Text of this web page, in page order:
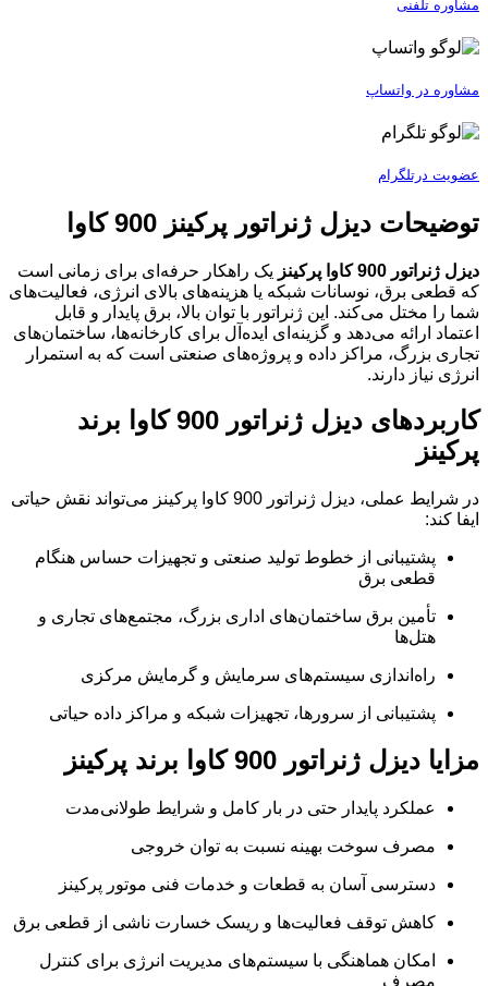
مشاوره تلفنی
مشاوره در واتساپ
عضویت درتلگرام
توضیحات دیزل ژنراتور پرکینز 900 کاوا
دیزل ژنراتور 900 کاوا پرکینز
یک راهکار حرفه‌ای برای زمانی است
که قطعی برق، نوسانات شبکه یا هزینه‌های بالای انرژی، فعالیت‌های
شما را مختل می‌کند. این ژنراتور با توان بالا، برق پایدار و قابل
اعتماد ارائه می‌دهد و گزینه‌ای ایده‌آل برای کارخانه‌ها، ساختمان‌های
تجاری بزرگ، مراکز داده و پروژه‌های صنعتی است که به استمرار
انرژی نیاز دارند.
کاربردهای دیزل ژنراتور 900 کاوا برند
پرکینز
در شرایط عملی، دیزل ژنراتور 900 کاوا پرکینز می‌تواند نقش حیاتی
ایفا کند:
پشتیبانی از خطوط تولید صنعتی و تجهیزات حساس هنگام
قطعی برق
تأمین برق ساختمان‌های اداری بزرگ، مجتمع‌های تجاری و
هتل‌ها
راه‌اندازی سیستم‌های سرمایش و گرمایش مرکزی
پشتیبانی از سرورها، تجهیزات شبکه و مراکز داده حیاتی
مزایا دیزل ژنراتور 900 کاوا برند پرکینز
عملکرد پایدار حتی در بار کامل و شرایط طولانی‌مدت
مصرف سوخت بهینه نسبت به توان خروجی
دسترسی آسان به قطعات و خدمات فنی موتور پرکینز
کاهش توقف فعالیت‌ها و ریسک خسارت ناشی از قطعی برق
امکان هماهنگی با سیستم‌های مدیریت انرژی برای کنترل
مصرف